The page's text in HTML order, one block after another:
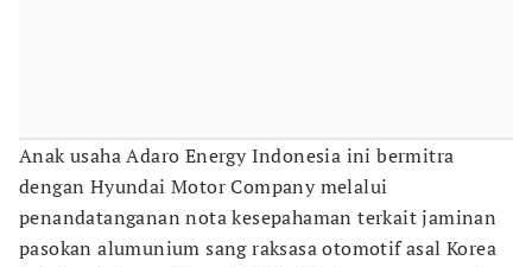
Anak usaha Adaro Energy Indonesia ini bermitra
dengan Hyundai Motor Company melalui
penandatanganan nota kesepahaman terkait jaminan
pasokan alumunium sang raksasa otomotif asal Korea